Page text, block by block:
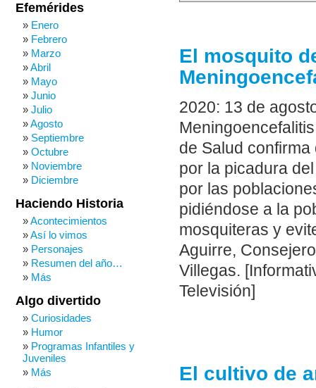
El mosquito
2020: 13 de
de Salud
por la picadura
por las
pidiéndose a la
mosquiteras y
Aguirre,
Villegas.
Televisión]
El cultivo de
Efemérides
Enero
Febrero
Marzo
Abril
Mayo
Junio
Julio
Agosto
Septiembre
Octubre
Noviembre
Diciembre
Haciendo Historia
Acontecimientos
Así lo vimos
Personajes
Resumen del año…
Más
Algo divertido
Curiosidades
Humor
Programas Infantiles y
Juveniles
Más